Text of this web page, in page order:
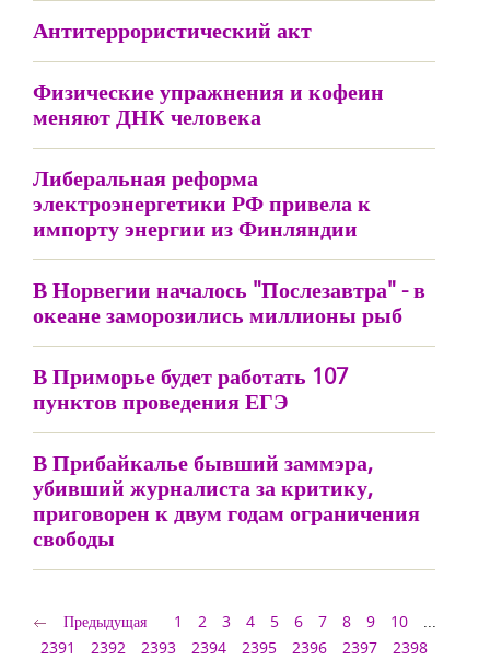
Антитеррористический акт
Физические упражнения и кофеин
меняют ДНК человека
Либеральная реформа
электроэнергетики РФ привела к
импорту энергии из Финляндии
В Норвегии началось "Послезавтра" - в
океане заморозились миллионы рыб
В Приморье будет работать 107
пунктов проведения ЕГЭ
В Прибайкалье бывший заммэра,
убивший журналиста за критику,
приговорен к двум годам ограничения
свободы
Предыдущая 1 2 3 4 5 6 7 8 9 10
...
2391
2392 2393 2394 2395 2396 2397
2398